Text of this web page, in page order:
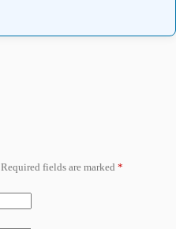
Required fields are marked *